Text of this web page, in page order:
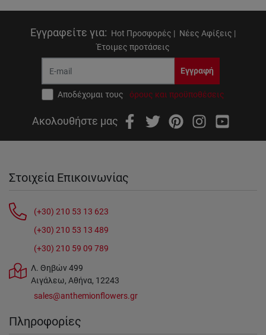
Εγγραφείτε για: Hot Προσφορές | Νέες Αφίξεις |
Έτοιμες προτάσεις
Εγγραφή
Αποδέχομαι τους όρους και προϋποθέσεις
Ακολουθήστε μας
Στοιχεία Επικοινωνίας
(+30) 210 53 13 623
(+30) 210 53 13 489
(+30) 210 59 09 789
Λ. Θηβών 499
Αιγάλεω, Αθήνα, 12243
sales@anthemionflowers.gr
Πληροφορίες